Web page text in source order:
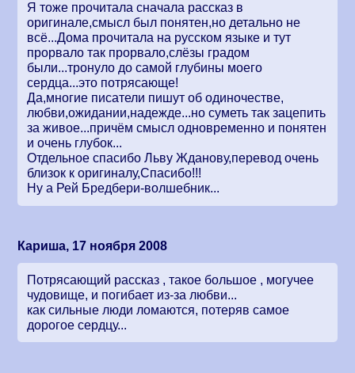
Я тоже прочитала сначала рассказ в
оригинале,смысл был понятен,но детально не
всё...Дома прочитала на русском языке и тут
прорвало так прорвало,слёзы градом
были...тронуло до самой глубины моего
сердца...это потрясающе!
Да,многие писатели пишут об одиночестве,
любви,ожидании,надежде...но суметь так зацепить
за живое...причём смысл одновременно и понятен
и очень глубок...
Отдельное спасибо Льву Жданову,перевод очень
близок к оригиналу,Спасибо!!!
Ну а Рей Бредбери-волшебник...
Кариша, 17 ноября 2008
Потрясающий рассказ , такое большое , могучее
чудовище, и погибает из-за любви...
как сильные люди ломаются, потеряв самое
дорогое сердцу...